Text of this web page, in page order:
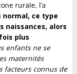
rurale, l’a
normal, ce type
naissances, alors
plus
enfants ne se
maternités
facteurs connus de